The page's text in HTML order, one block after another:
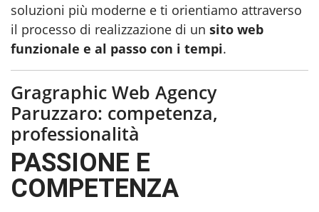
soluzioni più moderne e ti orientiamo attraverso
il processo di realizzazione di un sito web
funzionale e al passo con i tempi.
Gragraphic Web Agency
Paruzzaro: competenza,
professionalità
PASSIONE E
COMPETENZA